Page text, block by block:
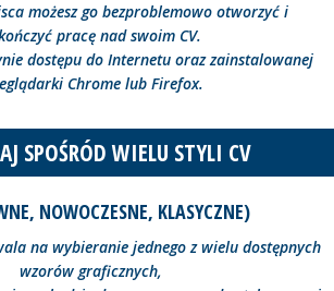
możesz go bezproblemowo otworzyć i
pracę nad swoim CV.
dostępu do Internetu oraz zainstalowanej
Chrome lub Firefox.
SPOŚRÓD WIELU STYLI CV
NOWOCZESNE, KLASYCZNE)
na wybieranie jednego z wielu dostępnych
wzorów graficznych,